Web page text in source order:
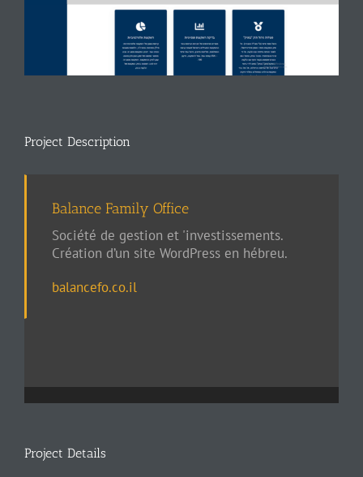
Project Description
Balance Family Office
Société de gestion et 'investissements.
Création d’un site WordPress en hébreu.
balancefo.co.il
Project Details